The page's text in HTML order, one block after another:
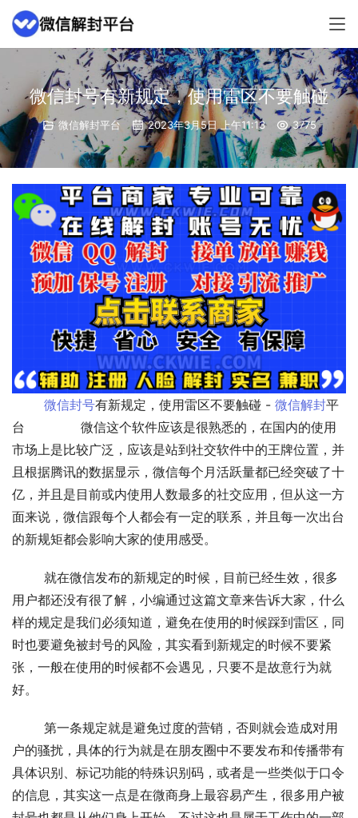
微信封号有新规定，使用雷区不要触碰
微信解封平台 2023年3月5日 上午11:13 3775
微信封号有新规定，使用雷区不要触碰 - 微信解封平
台              微信这个软件应该是很熟悉的，在国内的使用
市场上是比较广泛，应该是站到社交软件中的王牌位置，并
且根据腾讯的数据显示，微信每个月活跃量都已经突破了十
亿，并且是目前或内使用人数最多的社交应用，但从这一方
面来说，微信跟每个人都会有一定的联系，并且每一次出台
的新规矩都会影响大家的使用感受。
用户都还没有很了解，小编通过这篇文章来告诉大家，什么
样的规定是我们必须知道，避免在使用的时候踩到雷区，同
时也要避免被封号的风险，其实看到新规定的时候不要紧
张，一般在使用的时候都不会遇见，只要不是故意行为就
好。
户的骚扰，具体的行为就是在朋友圈中不要发布和传播带有
具体识别、标记功能的特殊识别码，或者是一些类似于口令
的信息，其实这一点是在微商身上最容易产生，很多用户被